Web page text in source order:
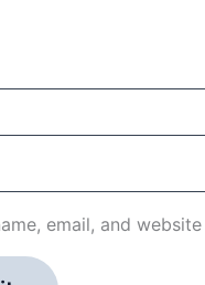
email, and